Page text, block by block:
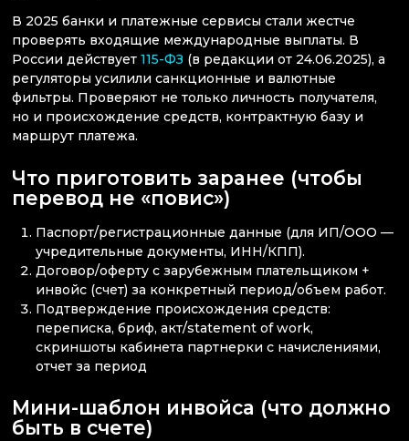
В 2025 банки и платежные сервисы стали жестче
проверять входящие международные выплаты. В
России действует 115-ФЗ (в редакции от 24.06.2025), а
регуляторы усилили санкционные и валютные
фильтры. Проверяют не только личность получателя,
но и происхождение средств, контрактную базу и
маршрут платежа.
Что приготовить заранее (чтобы
перевод не «повис»)
Паспорт/регистрационные данные (для ИП/ООО —
учредительные документы, ИНН/КПП).
Договор/оферту с зарубежным плательщиком +
инвойс (счет) за конкретный период/объем работ.
Подтверждение происхождения средств:
переписка, бриф, акт/statement of work,
скриншоты кабинета партнерки с начислениями,
отчет за период
Мини-шаблон инвойса (что должно
быть в счете)